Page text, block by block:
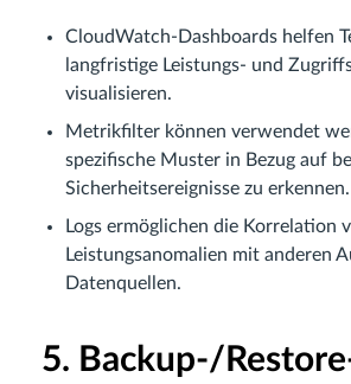
CloudWatch-Dashboards helfen
langfristige Leistungs- und
visualisieren.
Metrikfilter können verwendet
spezifische Muster in Bezug auf
Sicherheitsereignisse zu erkennen.
Logs ermöglichen die Korrelation
Leistungsanomalien mit anderen
Datenquellen.
5. Backup-/